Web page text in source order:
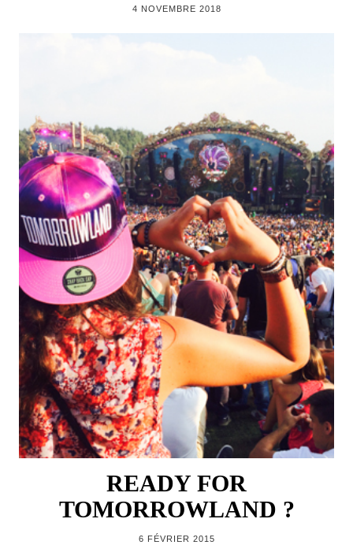
4 NOVEMBRE 2018
READY FOR
TOMORROWLAND ?
6 FÉVRIER 2015